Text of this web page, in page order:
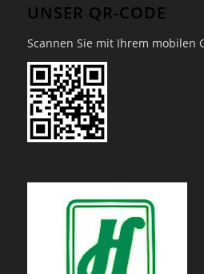
UNSER QR-CODE
Scannen Sie mit Ihrem mobilen